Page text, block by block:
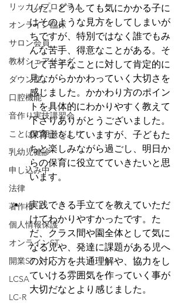
リッカムプログラム
オンライン臨床
サロン会員
教材シェアリング
ダウン症
口腔機能
音作り実技講習会
ことばの相談だより
乳幼児健診
申し込み中
法律
著作権
個人情報保護
オンラインST
開業ST
LCSA
LC-R
した。どうしても気にかかる子に
はそのような見方をしてしまいが
ちですが、特別ではなく誰でもみ
んな苦手、得意なことがある。そ
して苦手なことに対して肯定的に
見ながらかかわっていく大切さを
感じました。かかわり方のポイン
トを具体的にわかりやすく教えて
下さりありがとうございました。
保育士をしていますが、子どもた
ちと楽しみながら過ごし、明日か
らの保育に役立てていきたいと思
います。
実践できる手立てを教えていただ
けてわかりやすかったです。た
だ、クラス間や園全体として気に
なる児や、発達に課題がある児へ
の対応方を共通理解や、協力をし
ていける雰囲気を作っていく事が
大切だなとより感じました。